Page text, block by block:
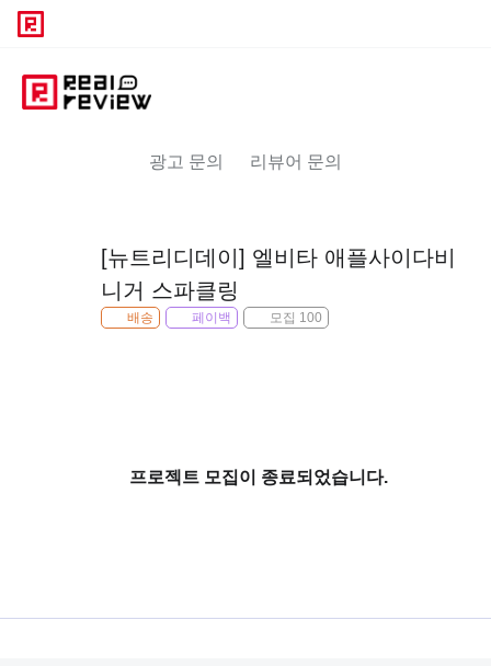
광고 문의 리뷰어 문의
[뉴트리디데이] 엘비타 애플사이다비
니거 스파클링
배송 페이백 모집 100
프로젝트 모집이 종료되었습니다.